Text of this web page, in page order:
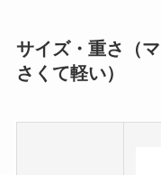
サイズ・重さ（
さくて軽い）